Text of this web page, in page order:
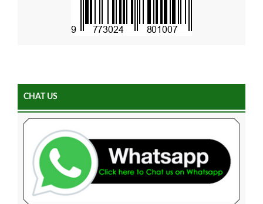
CHAT US